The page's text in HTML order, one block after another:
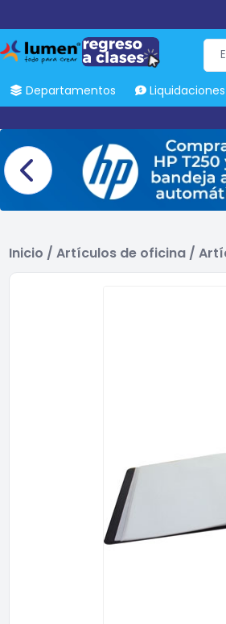
Departamentos Liquidaciones
Inicio / Artículos de oficina /